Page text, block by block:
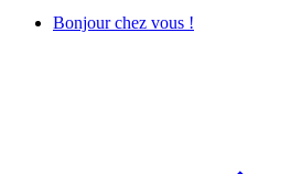
Bonjour chez vous !